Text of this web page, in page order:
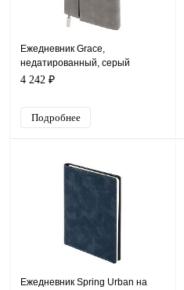
Ежедневник Grace,
недатированный, серый
4 242 ₽
Подробнее
Ежедневник Spring Urban на